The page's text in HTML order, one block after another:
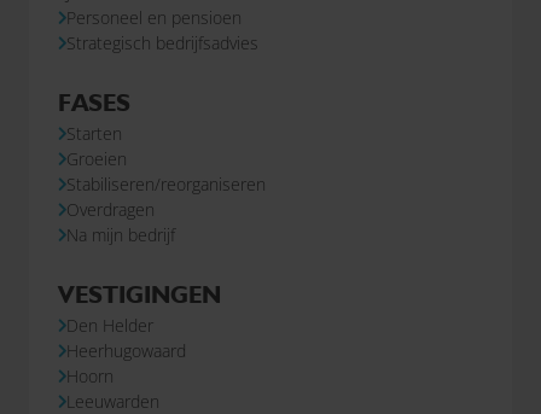
Personeel en pensioen
Strategisch bedrijfsadvies
FASES
Starten
Groeien
Stabiliseren/reorganiseren
Overdragen
Na mijn bedrijf
VESTIGINGEN
Den Helder
Heerhugowaard
Hoorn
Leeuwarden